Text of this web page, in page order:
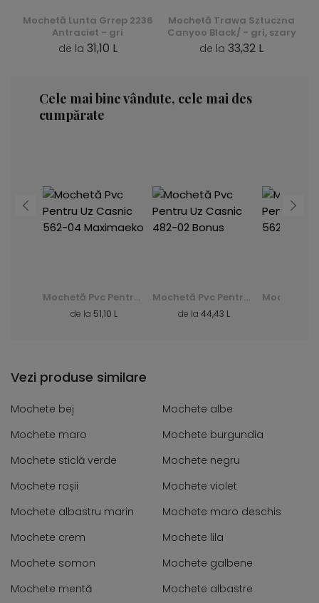
Mochetă Lunta Grrep 2236
Antraciet - gri
de la 31,10 L
Mochetă Trawa Sztuczna
Canyoo Black/ - gri, szary
de la 33,32 L
Cele mai bine vândute, cele mai des
cumpărate
Mochetă Pvc Pentru Uz Casnic 562-04 Maximaeko
de la 51,10 L
Mochetă Pvc Pentru Uz Casnic 482-02 Bonus
de la 44,43 L
Vezi produse similare
Mochete bej
Mochete albe
Mochete maro
Mochete burgundia
Mochete sticlă verde
Mochete negru
Mochete roșii
Mochete violet
Mochete albastru marin
Mochete maro deschis
Mochete crem
Mochete lila
Mochete somon
Mochete galbene
Mochete mentă
Mochete albastre